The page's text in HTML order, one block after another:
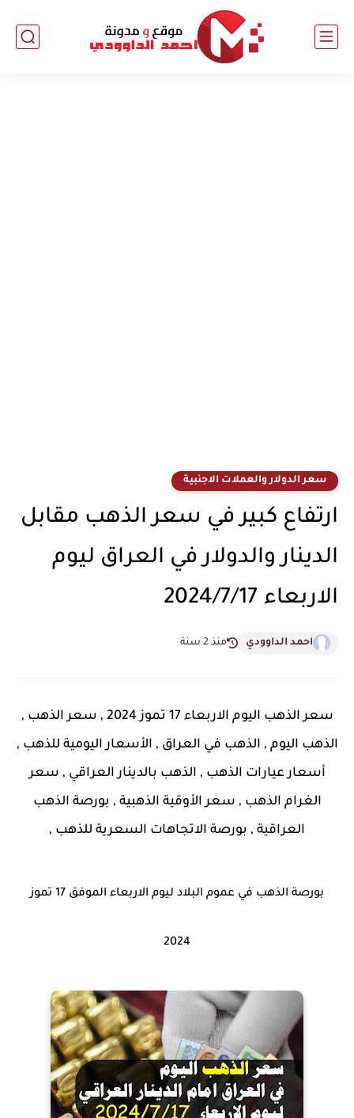
سعر الدولار والعملات الاجنبية
ارتفاع كبير في سعر الذهب مقابل
الدينار والدولار في العراق ليوم
الاربعاء 2024/7/17
احمد الداوودي منذ 2 سنة
سعر الذهب اليوم الاربعاء 17 تموز 2024 , سعر الذهب ,
الذهب اليوم , الذهب في العراق , الأسعار اليومية للذهب ,
أسعار عيارات الذهب , الذهب بالدينار العراقي , سعر
الغرام الذهب , سعر الأوقية الذهبية , بورصة الذهب
العراقية , بورصة الاتجاهات السعرية للذهب ,
بورصة الذهب في عموم البلاد ليوم الاربعاء الموفق 17 تموز
2024